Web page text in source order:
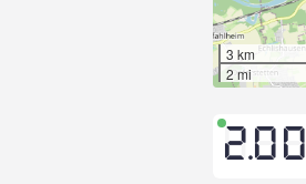
3 km
2 mi
2.00